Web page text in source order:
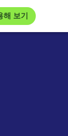
해 보기